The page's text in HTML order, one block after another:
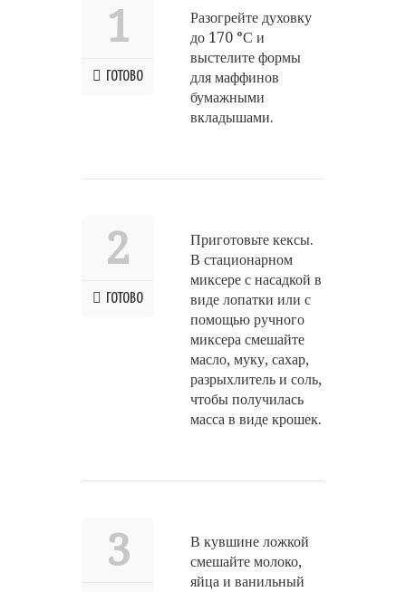
1
ГОТОВО
Разогрейте духовку
до 170 °С и
выстелите формы
для маффинов
бумажными
вкладышами.
2
ГОТОВО
Приготовьте кексы.
В стационарном
миксере с насадкой в
виде лопатки или с
помощью ручного
миксера смешайте
масло, муку, сахар,
разрыхлитель и соль,
чтобы получилась
масса в виде крошек.
3
В кувшине ложкой
смешайте молоко,
яйца и ванильный